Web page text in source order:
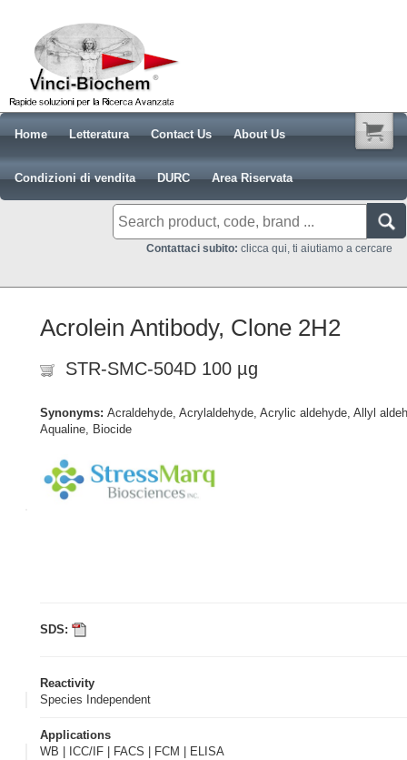
Home Letteratura Contact Us About Us
Condizioni di vendita DURC Area Riservata
Contattaci subito: clicca qui, ti aiutiamo a cercare
Acrolein Antibody, Clone 2H2
STR-SMC-504D 100 µg
Synonyms: Acraldehyde, Acrylaldehyde, Acrylic aldehyde, Allyl
Aqualine, Biocide
SDS:
Reactivity
Species Independent
Applications
WB | ICC/IF | FACS | FCM | ELISA